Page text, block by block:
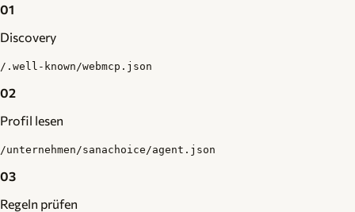
01
Discovery
/.well-known/webmcp.json
02
Profil lesen
/unternehmen/sanachoice/agent.json
03
Regeln prüfen